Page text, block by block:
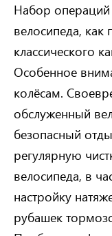
Набор операций
велосипеда,
классического
Особенное
колёсам.
обслуженный
безопасный
регулярную
велосипеда, в
настройку
рубашек